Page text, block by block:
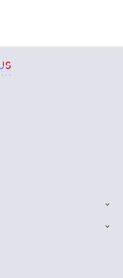

